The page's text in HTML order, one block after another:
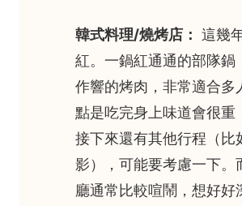
韓式料理/燒烤店： 這幾
紅。一鍋紅通通的部隊鍋
作響的烤肉，非常適合多
點是吃完身上味道會很重
接下來還有其他行程（比
影），可能要考慮一下。
廳通常比較喧鬧，想好好